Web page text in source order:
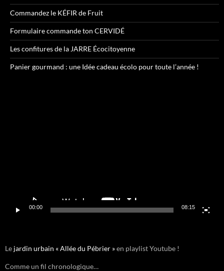
Commandez le KÉFIR de Fruit
Formulaire commande ton CERVIDÉ
Les confitures de la JARRE Écocitoyenne
Panier gourmand : une Idée cadeau écolo pour toute l’année !
00:00 08:15
Le jardin urbain « Allée du Pébrier »en playlist Youtube !
Comme un fil chronologique…